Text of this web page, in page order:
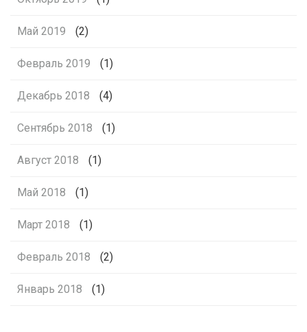
Май 2019 (2)
Февраль 2019 (1)
Декабрь 2018 (4)
Сентябрь 2018 (1)
Август 2018 (1)
Май 2018 (1)
Март 2018 (1)
Февраль 2018 (2)
Январь 2018 (1)